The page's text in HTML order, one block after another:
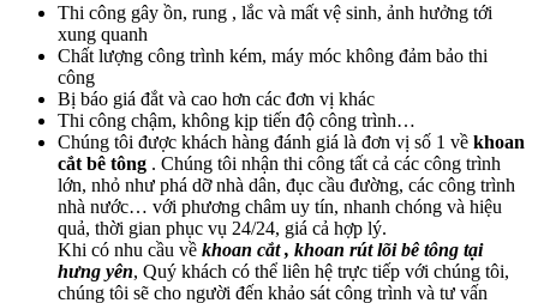
Thi công gây ồn, rung , lắc và mất vệ sinh, ảnh hưởng tới
xung quanh
Chất lượng công trình kém, máy móc không đảm bảo thi
công
Bị báo giá đắt và cao hơn các đơn vị khác
Thi công chậm, không kịp tiến độ công trình…
Chúng tôi được khách hàng đánh giá là đơn vị số 1 về khoan
cắt bê tông . Chúng tôi nhận thi công tất cả các công trình
lớn, nhỏ như phá dỡ nhà dân, đục cầu đường, các công trình
nhà nước… với phương châm uy tín, nhanh chóng và hiệu
quả, thời gian phục vụ 24/24, giá cả hợp lý.
Khi có nhu cầu về khoan cắt , khoan rút lõi bê tông tại
hưng yên, Quý khách có thể liên hệ trực tiếp với chúng tôi,
chúng tôi sẽ cho người đến khảo sát công trình và tư vấn